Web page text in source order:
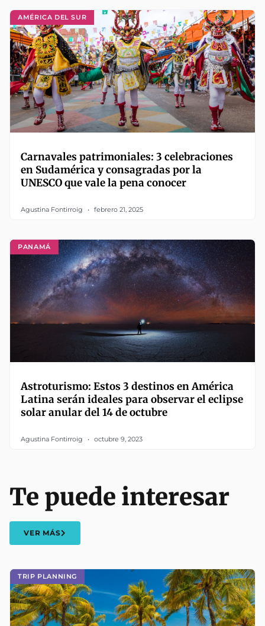
AMÉRICA DEL SUR
Carnavales patrimoniales: 3 celebraciones
en Sudamérica y consagradas por la
UNESCO que vale la pena conocer
Agustina Fontirroig febrero 21, 2025
PANAMÁ
Astroturismo: Estos 3 destinos en América
Latina serán ideales para observar el eclipse
solar anular del 14 de octubre
Agustina Fontirroig octubre 9, 2023
TRIP PLANNING
Te puede interesar
VER MÁS